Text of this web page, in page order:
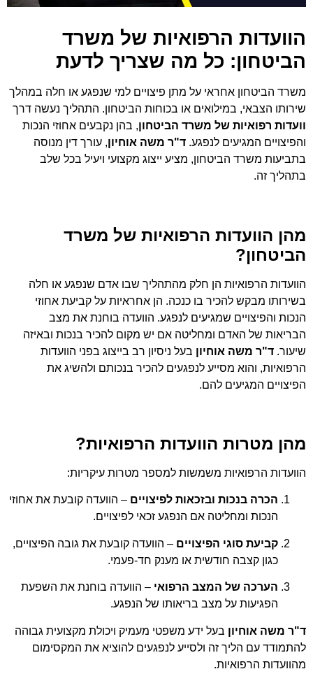
הוועדות הרפואיות של משרד
הביטחון: כל מה שצריך לדעת
משרד הביטחון אחראי על מתן פיצויים למי שנפגע או חלה במהלך
שירותו הצבאי, במילואים או בכוחות הביטחון. התהליך נעשה דרך
וועדות רפואיות של משרד הביטחון, בהן נקבעים אחוזי הנכות
והפיצויים המגיעים לנפגע. ד"ר משה אוחיון, עורך דין מנוסה
בתביעות משרד הביטחון, מציע ייצוג מקצועי ויעיל בכל שלב
בתהליך זה.
מהן הוועדות הרפואיות של משרד
הביטחון?
הוועדות הרפואיות הן חלק מהתהליך שבו אדם שנפגע או חלה
בשירותו מבקש להכיר בו כנכה. הן אחראיות על קביעת אחוזי
הנכות והפיצויים שמגיעים לנפגע. הוועדה בוחנת את מצב
הבריאות של האדם ומחליטה אם יש מקום להכיר בנכות ובאיזה
שיעור. ד"ר משה אוחיון בעל ניסיון רב בייצוג בפני הוועדות
הרפואיות, והוא מסייע לנפגעים להכיר בנכותם ולהשיג את
הפיצויים המגיעים להם.
מהן מטרות הוועדות הרפואיות?
הוועדות הרפואיות משמשות למספר מטרות עיקריות:
הכרה בנכות ובזכאות לפיצויים – הוועדה קובעת את אחוזי
הנכות ומחליטה אם הנפגע זכאי לפיצויים.
קביעת סוגי הפיצויים – הוועדה קובעת את גובה הפיצויים,
כגון קצבה חודשית או מענק חד-פעמי.
הערכה של המצב הרפואי – הוועדה בוחנת את השפעת
הפגיעות על מצב בריאותו של הנפגע.
ד"ר משה אוחיון בעל ידע משפטי מעמיק ויכולת מקצועית גבוהה
להתמודד עם הליך זה ולסייע לנפגעים להוציא את המקסימום
מהוועדות הרפואיות.